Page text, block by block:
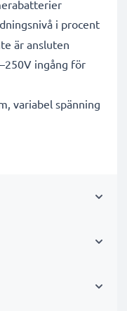
i procent
är ansluten
ingång för
variabel spänning
godkänd med
för kameraväskan